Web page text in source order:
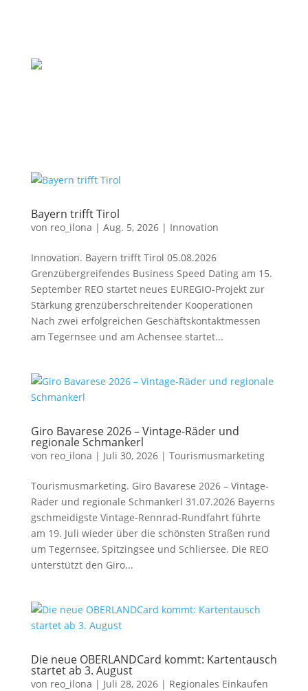
Bayern trifft Tirol
von reo_ilona | Aug. 5, 2026| Innovation
Innovation. Bayern trifft Tirol 05.08.2026
Grenzübergreifendes Business Speed Dating am 15.
September REO startet neues EUREGIO-Projekt zur
Stärkung grenzüberschreitender Kooperationen
Nach zwei erfolgreichen Geschäftskontaktmessen
am Tegernsee und am Achensee startet...
Giro Bavarese 2026 – Vintage-Räder und
regionale Schmankerl
von reo_ilona | Juli 30, 2026| Tourismus­marketing
Tourismusmarketing. Giro Bavarese 2026 – Vintage-
Räder und regionale Schmankerl 31.07.2026 Bayerns
gschmeidigste Vintage-Rennrad-Rundfahrt führte
am 19. Juli wieder über die schönsten Straßen rund
um Tegernsee, Spitzingsee und Schliersee. Die REO
unterstützt den Giro...
Die neue OBERLANDCard kommt: Kartentausch
startet ab 3. August
von reo_ilona | Juli 28, 2026| Regionales Einkaufen